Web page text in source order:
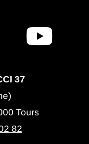
37
Tours
82